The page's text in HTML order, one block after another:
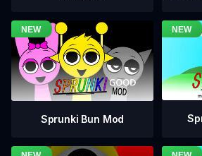
Sprunki Bun Mod